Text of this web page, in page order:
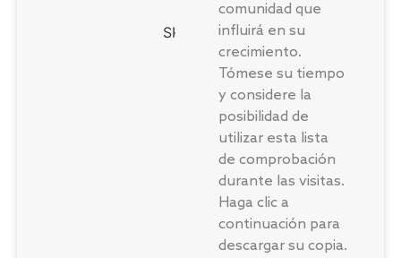
comunidad que
influirá en su
crecimiento.
Tómese su tiempo
y considere la
posibilidad de
utilizar esta lista
de comprobación
durante las visitas.
Haga clic a
continuación para
descargar su copia.